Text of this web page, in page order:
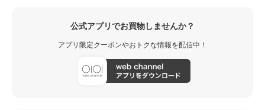
公式アプリでお買物しませんか？
アプリ限定クーポンやおトクな情報を配信中！